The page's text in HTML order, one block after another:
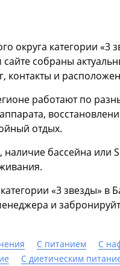
округа категории
собраны
контакты и
работают по
отдых.
бассейна или
«3 звезды»
и
С питанием С
С диетическим